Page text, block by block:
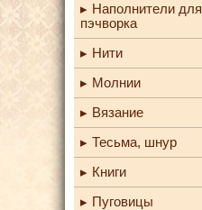
Наполнители для
пэчворка
Нити
Молнии
Вязание
Тесьма, шнур
Книги
Пуговицы